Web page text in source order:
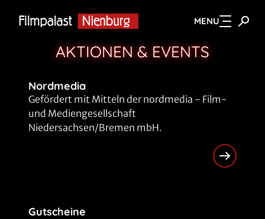
Zum Hauptinhalt springen MENU
AKTIONEN & EVENTS
Nordmedia
Gefördert mit Mitteln der nordmedia - Film-
und Mediengesellschaft
Niedersachsen/Bremen mbH.
Gutscheine